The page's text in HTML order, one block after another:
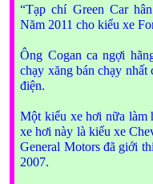
“Tạp chí Green Car
Năm 2011 cho kiểu xe
Ông Cogan ca ngợi
chạy xăng bán chạy nhất
điện.
Một kiểu xe hơi nữa làm
xe hơi này là kiểu xe
General Motors đã giới
2007.